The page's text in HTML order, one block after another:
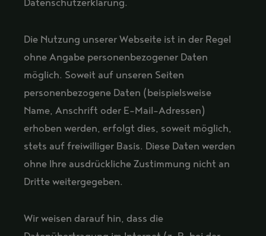
Datenschutzerklärung.
Die Nutzung unserer Webseite ist in der Regel
ohne Angabe personenbezogener Daten
möglich. Soweit auf unseren Seiten
personenbezogene Daten (beispielsweise
Name, Anschrift oder E-Mail-Adressen)
erhoben werden, erfolgt dies, soweit möglich,
stets auf freiwilliger Basis. Diese Daten werden
ohne Ihre ausdrückliche Zustimmung nicht an
Dritte weitergegeben.
Wir weisen darauf hin, dass die